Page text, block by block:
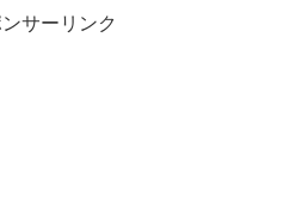
サーリンク